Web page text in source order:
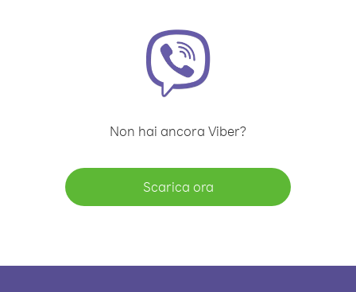
Non hai ancora Viber?
Scarica ora